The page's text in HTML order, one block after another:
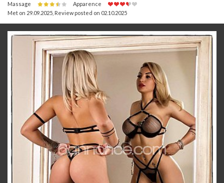
Massage
Apparence
Met on 29.09.2025 Review posted on 02.10.2025